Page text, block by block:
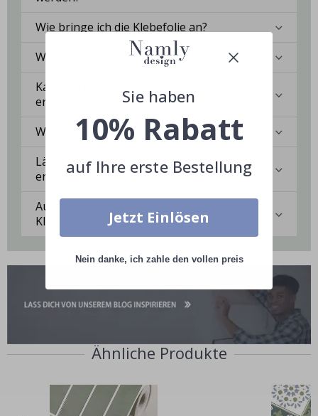
Wie bringe ich die Klebefolie an?
Wie reinige ich die Oberfläche?
Kann ich eine maßgeschneiderte Lösung
erhalten?
Wie langlebig ist die Klebefolie?
Lässt sich die Klebefolie rückstandslos
entfernen?
Auf welchen Oberflächen haftet die
Klebefolie am besten?
Ähnliche Produkte
Sie haben
10% Rabatt
auf Ihre erste Bestellung
Jetzt Einlösen
Nein danke, ich zahle den vollen preis